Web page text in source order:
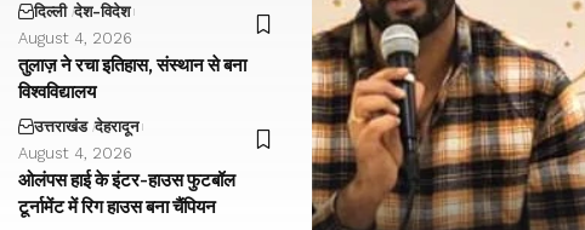
दिल्ली देश-विदेश
August 4, 2026
तुलाज़ ने रचा इतिहास, संस्थान से बना
विश्वविद्यालय
उत्तराखंड देहरादून
August 4, 2026
ओलंपस हाई के इंटर-हाउस फुटबॉल
टूर्नामेंट में रिग हाउस बना चैंपियन